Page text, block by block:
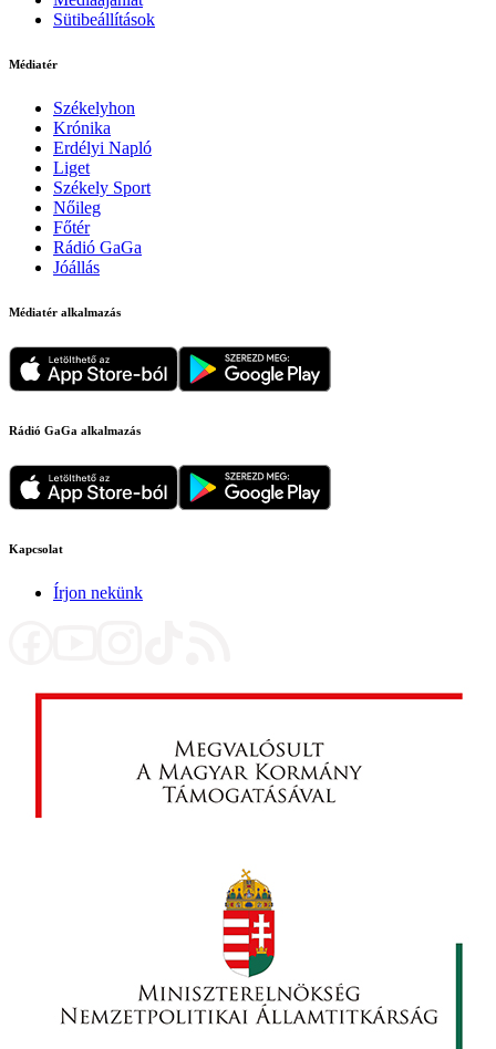
Sütibeállítások
Médiatér
Székelyhon
Krónika
Erdélyi Napló
Liget
Székely Sport
Nőileg
Főtér
Rádió GaGa
Jóállás
Médiatér alkalmazás
Rádió GaGa alkalmazás
Kapcsolat
Írjon nekünk